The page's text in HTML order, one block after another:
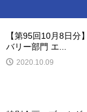
【第95回10月8日分
バリー部門 エ...
2020.10.09